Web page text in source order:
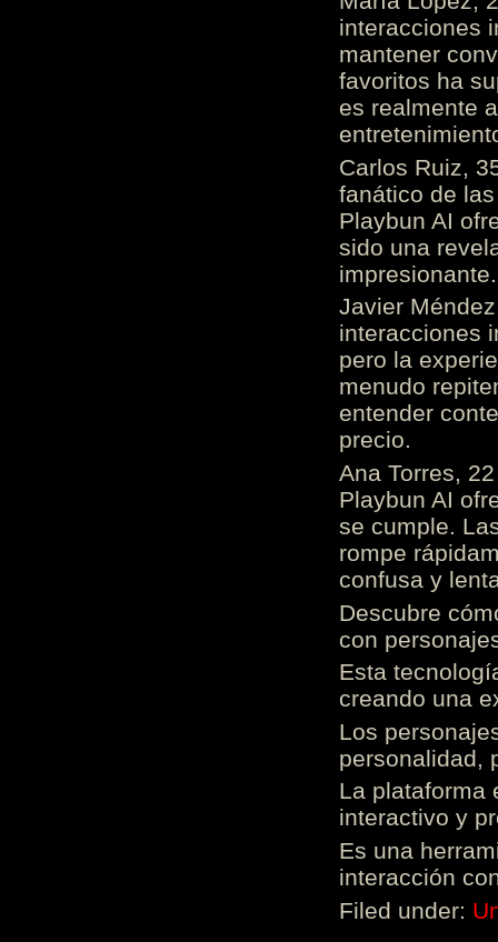
interacciones
mantener
favoritos ha
es realmente
Carlos Ruiz,
fanático de
Playbun AI
sido una
Javier
interacciones
pero la
menudo
entender
precio.
Ana Torres,
Playbun AI
se cumple.
rompe
confusa y
Descubre
con
Esta
creando una
Los
personalidad,
La plataforma
interactivo y
Es una
interacción
Filed under: